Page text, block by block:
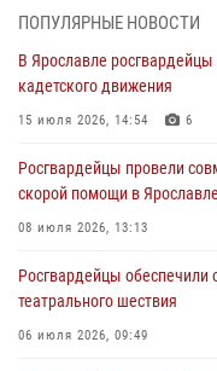
Росгвардейцы изъяли 41
нарушением
30 июля 2026, 11:51
В региональном
приуроченный к празднику
28 июля 2026, 14:56
Ярославские
более 250 выездов по
27 июля 2026, 08:59
ПОПУЛЯРНЫЕ НОВОСТИ
В Ярославле
кадетского движения
15 июля 2026, 14:54 6
Росгвардейцы провели
скорой помощи в Ярославле
08 июля 2026, 13:13
Росгвардейцы обеспечили
театрального шествия
06 июля 2026, 09:49